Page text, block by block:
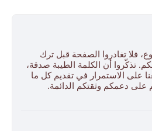
فلا تغادروا الصفحة قبل ترك
تذكّروا أن الكلمة الطيبة صدقة،
على الاستمرار في تقديم كل ما
دعمكم وثقتكم الدائمة.